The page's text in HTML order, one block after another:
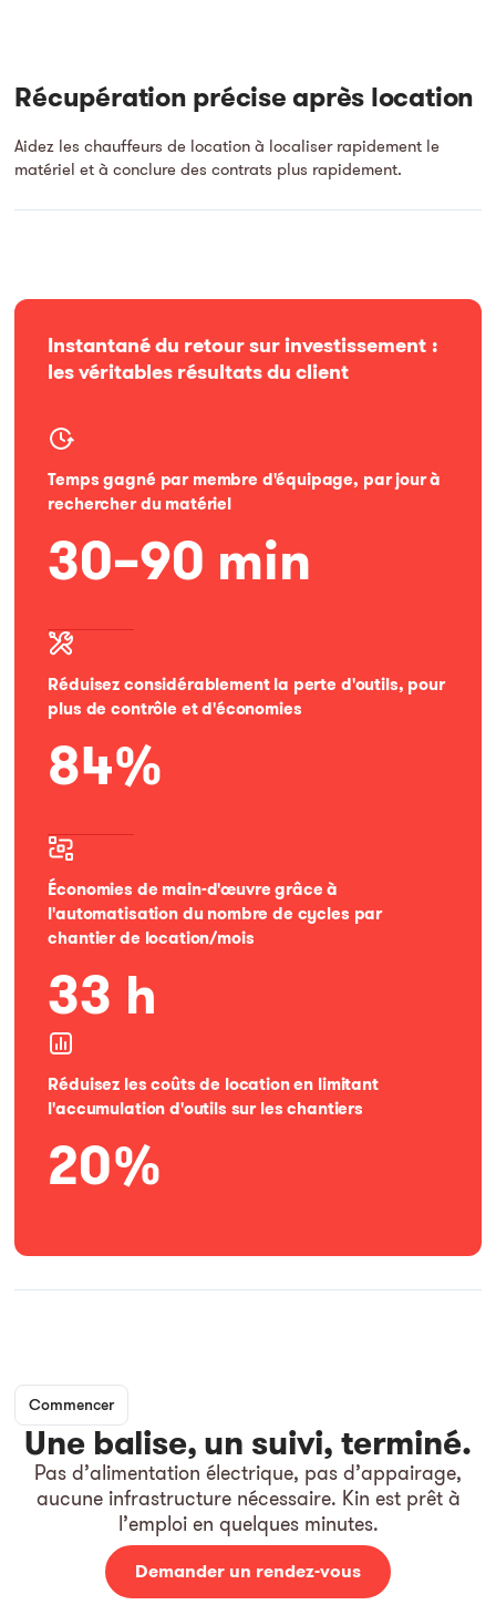
Récupération précise après location
Aidez les chauffeurs de location à localiser rapidement le
matériel et à conclure des contrats plus rapidement.
Instantané du retour sur investissement :
les véritables résultats du client
Temps gagné par membre d'équipage, par jour à
rechercher du matériel
30–90 min
Réduisez considérablement la perte d'outils, pour
plus de contrôle et d'économies
84%
Économies de main-d'œuvre grâce à
l'automatisation du nombre de cycles par
chantier de location/mois
33 h
Réduisez les coûts de location en limitant
l'accumulation d'outils sur les chantiers
20%
Commencer
Une balise, un suivi, terminé.
Pas d’alimentation électrique, pas d’appairage,
aucune infrastructure nécessaire. Kin est prêt à
l’emploi en quelques minutes.
Demander un rendez-vous